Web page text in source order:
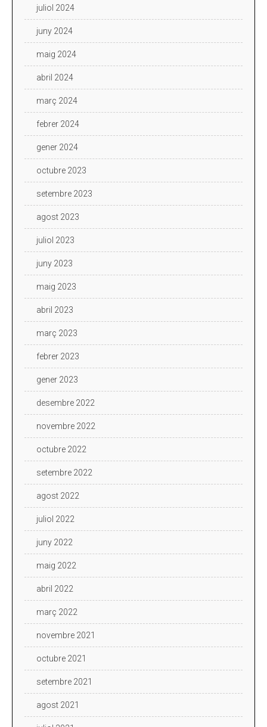
juliol 2024
juny 2024
maig 2024
abril 2024
març 2024
febrer 2024
gener 2024
octubre 2023
setembre 2023
agost 2023
juliol 2023
juny 2023
maig 2023
abril 2023
març 2023
febrer 2023
gener 2023
desembre 2022
novembre 2022
octubre 2022
setembre 2022
agost 2022
juliol 2022
juny 2022
maig 2022
abril 2022
març 2022
novembre 2021
octubre 2021
setembre 2021
agost 2021